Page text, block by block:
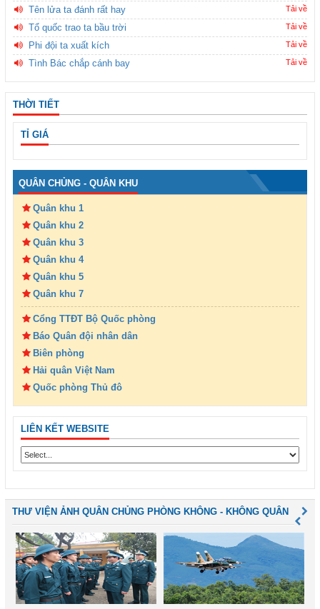
Tên lửa ta đánh rất hay Tải về
Tổ quốc trao ta bầu trời Tải về
Phi đội ta xuất kích Tải về
Tình Bác chắp cánh bay Tải về
THỜI TIẾT
TỈ GIÁ
QUÂN CHỦNG - QUÂN KHU
Quân khu 1
Quân khu 2
Quân khu 3
Quân khu 4
Quân khu 5
Quân khu 7
Cổng TTĐT Bộ Quốc phòng
Báo Quân đội nhân dân
Biên phòng
Hải quân Việt Nam
Quốc phòng Thủ đô
LIÊN KẾT WEBSITE
THƯ VIỆN ẢNH QUÂN CHỦNG PHÒNG KHÔNG - KHÔNG QUÂN